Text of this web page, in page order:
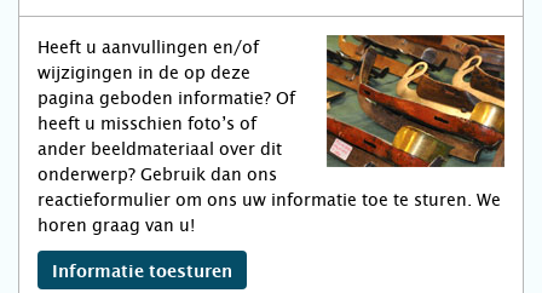
Heeft u aanvullingen en/of
wijzigingen in de op deze
pagina geboden informatie? Of
heeft u misschien foto’s of
ander beeldmateriaal over dit
onderwerp? Gebruik dan ons
reactieformulier om ons uw informatie toe te sturen. We
horen graag van u!
Informatie toesturen